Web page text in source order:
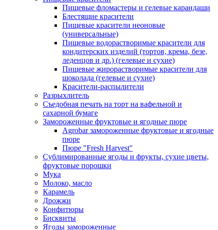
Пищевые фломастеры и гелевые карандаши
Блестящие красители
Пищевые красители неоновые
(универсальные)
Пищевые водорастворимые красители для
кондитерских изделий (тортов, крема, безе,
леденцов и др.) (гелевые и сухие)
Пищевые жирорастворимые красители для
шоколада (гелевые и сухие)
Красители-распылители
Разрыхлитель
Съедобная печать на торт на вафельной и
сахарной бумаге
Замороженные фруктовые и ягодные пюре
Agrobar замороженные фруктовые и ягодные
пюре
Пюре "Fresh Harvest"
Сублимированные ягоды и фрукты, сухие цветы,
фруктовые порошки
Мука
Молоко, масло
Карамель
Дрожжи
Конфитюры
Бисквиты
Ягоды замороженные